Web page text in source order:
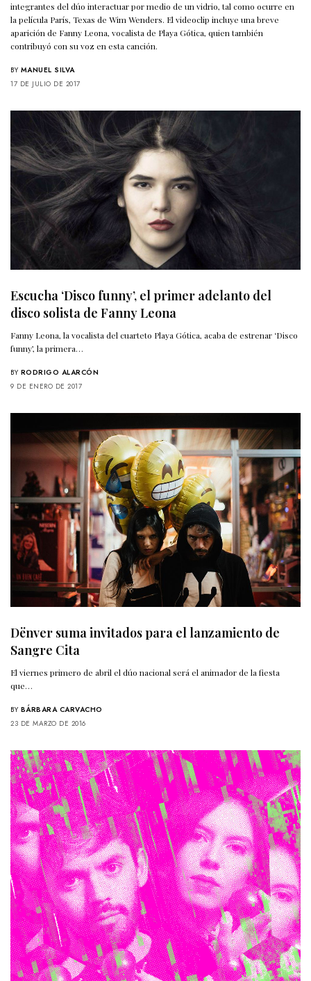
integrantes del dúo interactuar por medio de un vidrio, tal como ocurre en
la película París, Texas de Wim Wenders. El videoclip incluye una breve
aparición de Fanny Leona, vocalista de Playa Gótica, quien también
contribuyó con su voz en esta canción.
BY MANUEL SILVA
17 DE JULIO DE 2017
Escucha ‘Disco funny’, el primer adelanto del
disco solista de Fanny Leona
Fanny Leona, la vocalista del cuarteto Playa Gótica, acaba de estrenar ‘Disco
funny’, la primera…
BY RODRIGO ALARCÓN
9 DE ENERO DE 2017
Dënver suma invitados para el lanzamiento de
Sangre Cita
El viernes primero de abril el dúo nacional será el animador de la fiesta
que…
BY BÁRBARA CARVACHO
23 DE MARZO DE 2016